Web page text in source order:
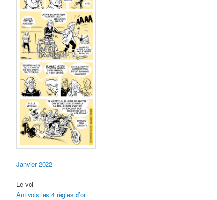
Janvier 2022
Le vol
Antivols les 4 règles d’or